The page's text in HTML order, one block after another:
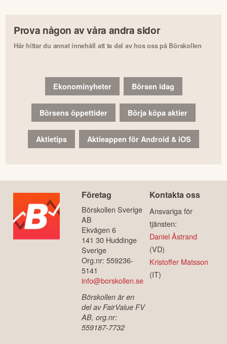
Prova någon av våra andra sidor
Här hittar du annat innehåll att ta del av hos oss på Börskollen
Ekonominyheter Börsen idag
Börsens öppettider Börja köpa aktier
Aktietips Aktieappen för Android & iOS
Företag
Börskollen Sverige
AB
Ekvägen 6
141 30 Huddinge
Sverige
Org.nr: 559236-
5141
info@borskollen.se
Börskollen är en
del av FairValue FV
AB, org.nr:
559187-7732
Kontakta oss
Ansvariga för
tjänsten:
Daniel Åstrand
(VD)
Kristoffer Matsson
(IT)